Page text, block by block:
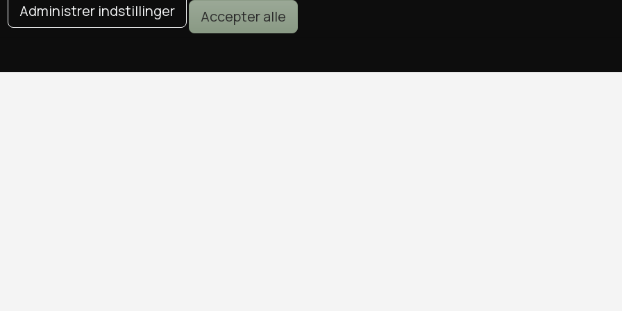
Administrer indstillinger Accepter alle